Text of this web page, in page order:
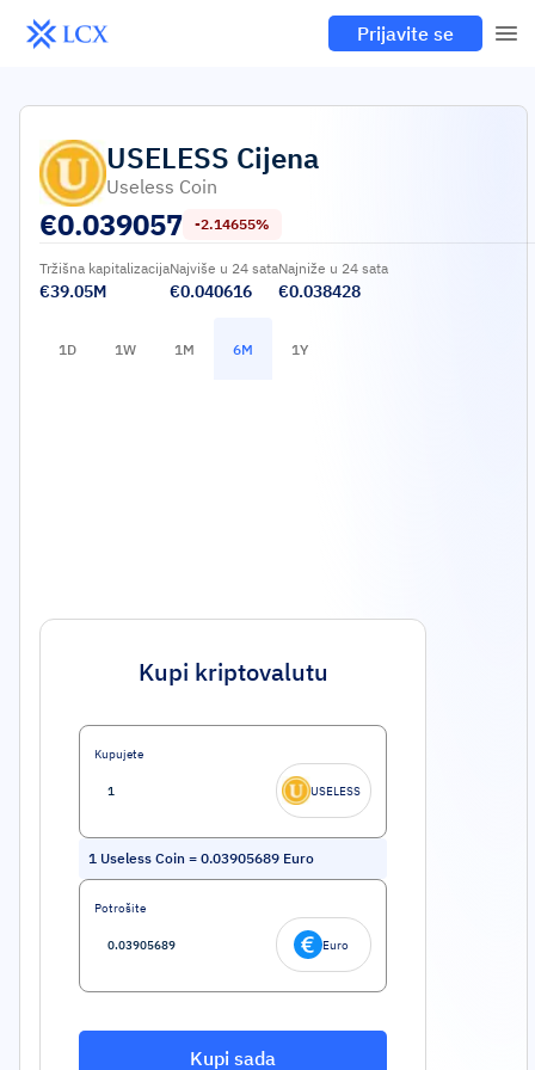
Prijavite se
USELESS Cijena
Useless Coin
€0.039057 -2.14655%
Tržišna kapitalizacija
€39.05M
Najviše u 24 sata
€0.040616
Najniže u 24 sata
€0.038428
1D 1W 1M 6M 1Y
Kupi kriptovalutu
Kupujete
USELESS
1 Useless Coin = 0.03905689 Euro
Potrošite
Euro
Kupi sada